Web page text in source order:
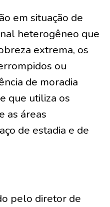
em situação de
heterogêneo que
extrema, os
ou
de moradia
que utiliza os
as áreas
de estadia e de
pelo diretor de